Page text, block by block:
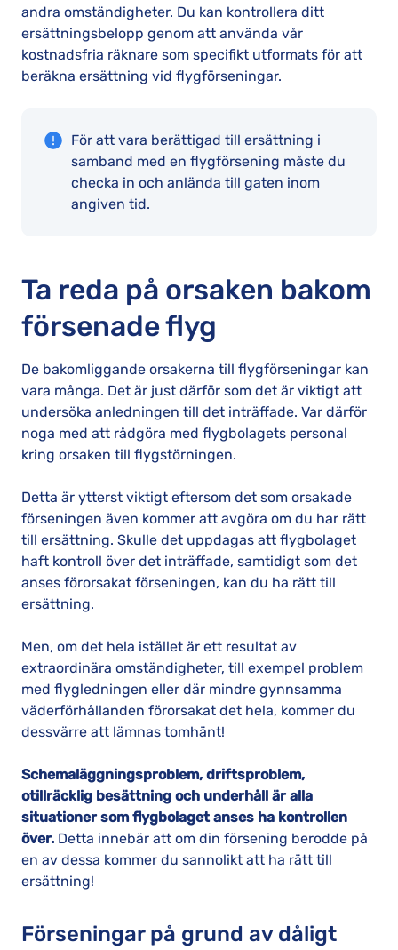
andra omständigheter. Du kan kontrollera ditt
ersättningsbelopp genom att använda vår
kostnadsfria räknare som specifikt utformats för att
beräkna ersättning vid flygförseningar.
För att vara berättigad till ersättning i
samband med en flygförsening måste du
checka in och anlända till gaten inom
angiven tid.
Ta reda på orsaken bakom
försenade flyg
De bakomliggande orsakerna till flygförseningar kan
vara många. Det är just därför som det är viktigt att
undersöka anledningen till det inträffade. Var därför
noga med att rådgöra med flygbolagets personal
kring orsaken till flygstörningen.
Detta är ytterst viktigt eftersom det som orsakade
förseningen även kommer att avgöra om du har rätt
till ersättning. Skulle det uppdagas att flygbolaget
haft kontroll över det inträffade, samtidigt som det
anses förorsakat förseningen, kan du ha rätt till
ersättning.
Men, om det hela istället är ett resultat av
extraordinära omständigheter, till exempel problem
med flygledningen eller där mindre gynnsamma
väderförhållanden förorsakat det hela, kommer du
dessvärre att lämnas tomhänt!
Schemaläggningsproblem, driftsproblem,
otillräcklig besättning och underhåll är alla
situationer som flygbolaget anses ha kontrollen
över. Detta innebär att om din försening berodde på
en av dessa kommer du sannolikt att ha rätt till
ersättning!
Förseningar på grund av dåligt